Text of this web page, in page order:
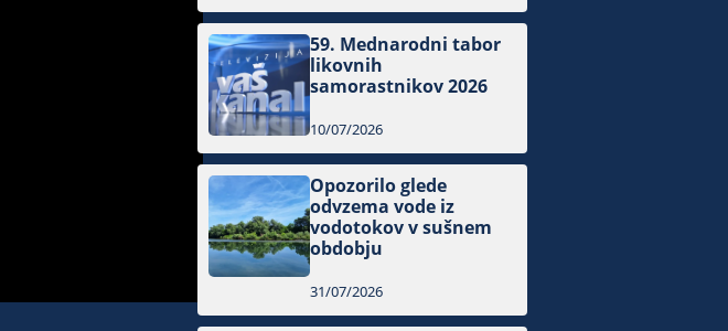
59. Mednarodni tabor
likovnih
samorastnikov 2026
10/07/2026
Opozorilo glede
odvzema vode iz
vodotokov v sušnem
obdobju
31/07/2026